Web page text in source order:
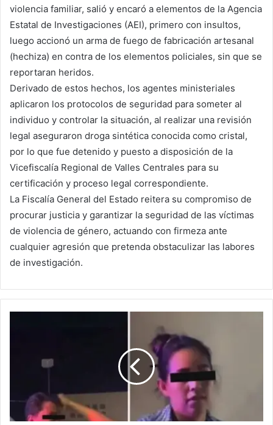
violencia familiar, salió y encaró a elementos de la Agencia
Estatal de Investigaciones (AEI), primero con insultos,
luego accionó un arma de fuego de fabricación artesanal
(hechiza) en contra de los elementos policiales, sin que se
reportaran heridos.
Derivado de estos hechos, los agentes ministeriales
aplicaron los protocolos de seguridad para someter al
individuo y controlar la situación, al realizar una revisión
legal aseguraron droga sintética conocida como cristal,
por lo que fue detenido y puesto a disposición de la
Vicefiscalía Regional de Valles Centrales para su
certificación y proceso legal correspondiente.
La Fiscalía General del Estado reitera su compromiso de
procurar justicia y garantizar la seguridad de las víctimas
de violencia de género, actuando con firmeza ante
cualquier agresión que pretenda obstaculizar las labores
de investigación.